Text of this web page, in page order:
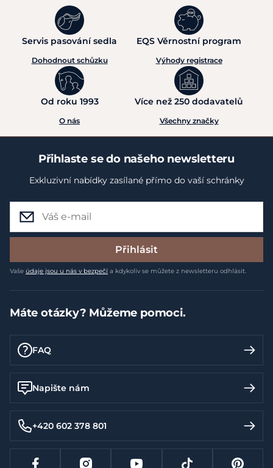
Servis pasování sedla
Dohodnout schůzku
EQS Věrnostní program
Výhody registrace
Od roku 1993
O nás
Více než 250 dodavatelů
Všechny značky
Přihlaste se do našeho newsletteru
Exkluzivní nabídky zasílané přímo do vaší schránky
Přihlásit
Vaše údaje jsou u nás v bezpečí a kdykoliv se můžete z newsletteru odhlásit.
Máte otázky? Můžeme pomoci.
FAQ
Napište nám
+420 602 378 801